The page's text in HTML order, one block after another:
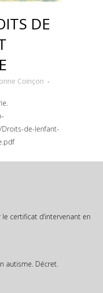
DE
Coinçon
de-lenfant-
certificat d’intervenant en
autisme. Décret.